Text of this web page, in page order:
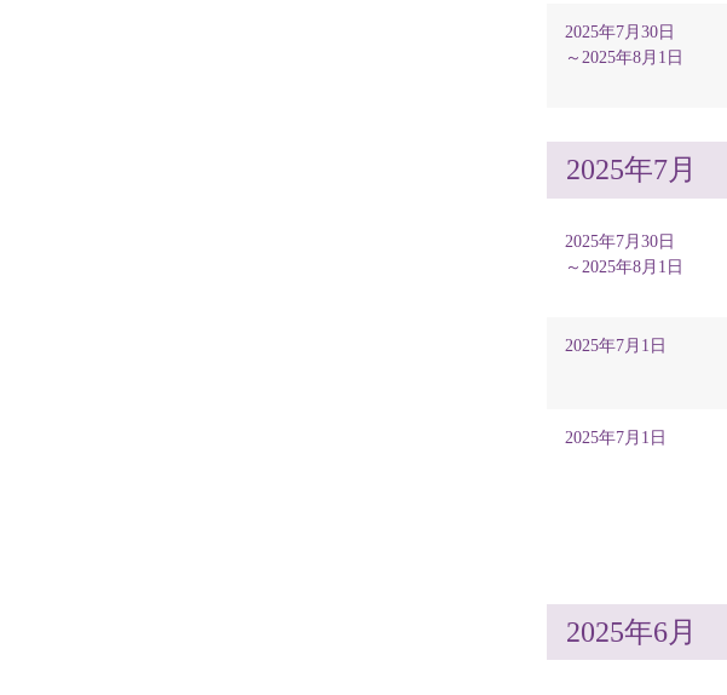
2025年7月30日
～2025年8月1日
2025年7月
2025年7月30日
～2025年8月1日
2025年7月1日
2025年7月1日
2025年6月